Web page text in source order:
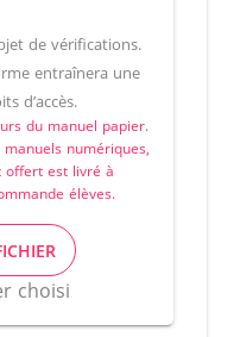
de vérifications.
entraînera une
d’accès.
du manuel papier.
numériques,
offert est livré à
élèves.
choisi